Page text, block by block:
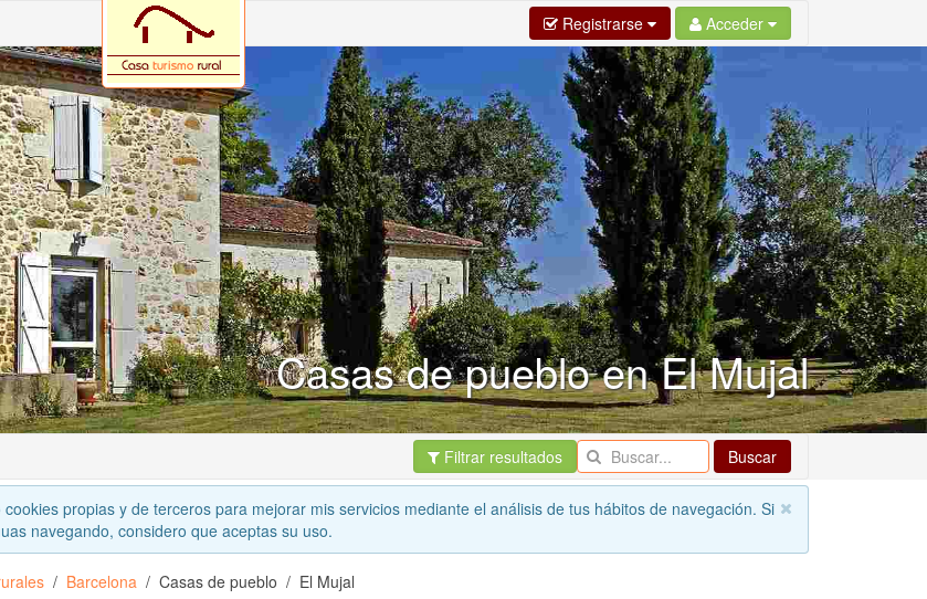
Registrarse Acceder
Casas de pueblo en El Mujal
Filtrar resultados Buscar
cookies propias y de terceros para mejorar mis servicios mediante el análisis de tus hábitos de navegación. Si
navegando, considero que aceptas su uso.
Barcelona Casas de pueblo El Mujal